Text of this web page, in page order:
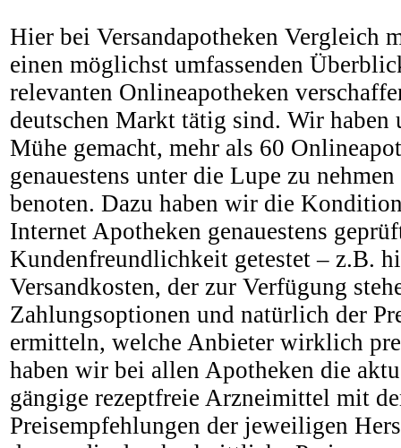
Hier bei Versandapotheken Vergleich
einen möglichst umfassenden
relevanten Onlineapotheken
deutschen Markt tätig sind. Wir haben
Mühe gemacht, mehr als 60
genauestens unter die Lupe zu
benoten. Dazu haben wir die
Internet Apotheken genauestens
Kundenfreundlichkeit getestet – z.B.
Versandkosten, der zur Verfügung
Zahlungsoptionen und natürlich der
ermitteln, welche Anbieter wirklich
haben wir bei allen Apotheken die
gängige rezeptfreie Arzneimittel mit
Preisempfehlungen der jeweiligen